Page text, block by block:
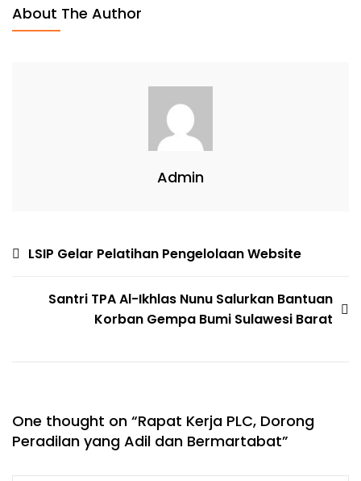
About The Author
Admin
LSIP Gelar Pelatihan Pengelolaan Website
Santri TPA Al-Ikhlas Nunu Salurkan Bantuan
Korban Gempa Bumi Sulawesi Barat
One thought on “Rapat Kerja PLC, Dorong
Peradilan yang Adil dan Bermartabat”